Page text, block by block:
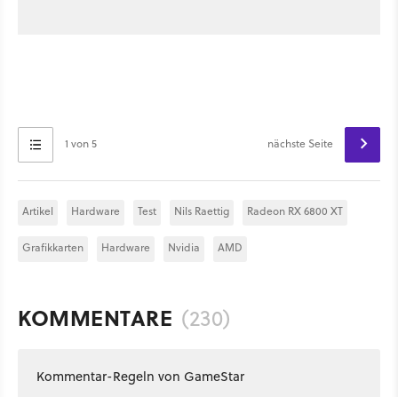
1 von 5 nächste Seite
Artikel Hardware Test Nils Raettig Radeon RX 6800 XT
Grafikkarten Hardware Nvidia AMD
KOMMENTARE (230)
Kommentar-Regeln von GameStar